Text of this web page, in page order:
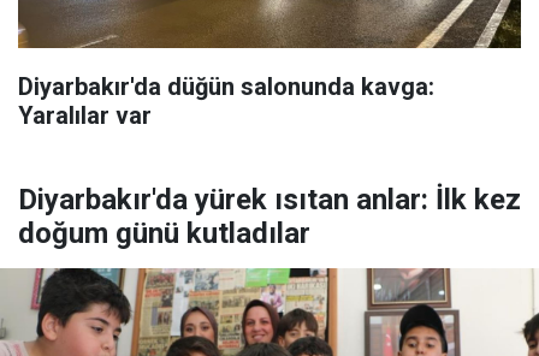
Diyarbakır'da düğün salonunda kavga:
Yaralılar var
Diyarbakır'da yürek ısıtan anlar: İlk kez
doğum günü kutladılar